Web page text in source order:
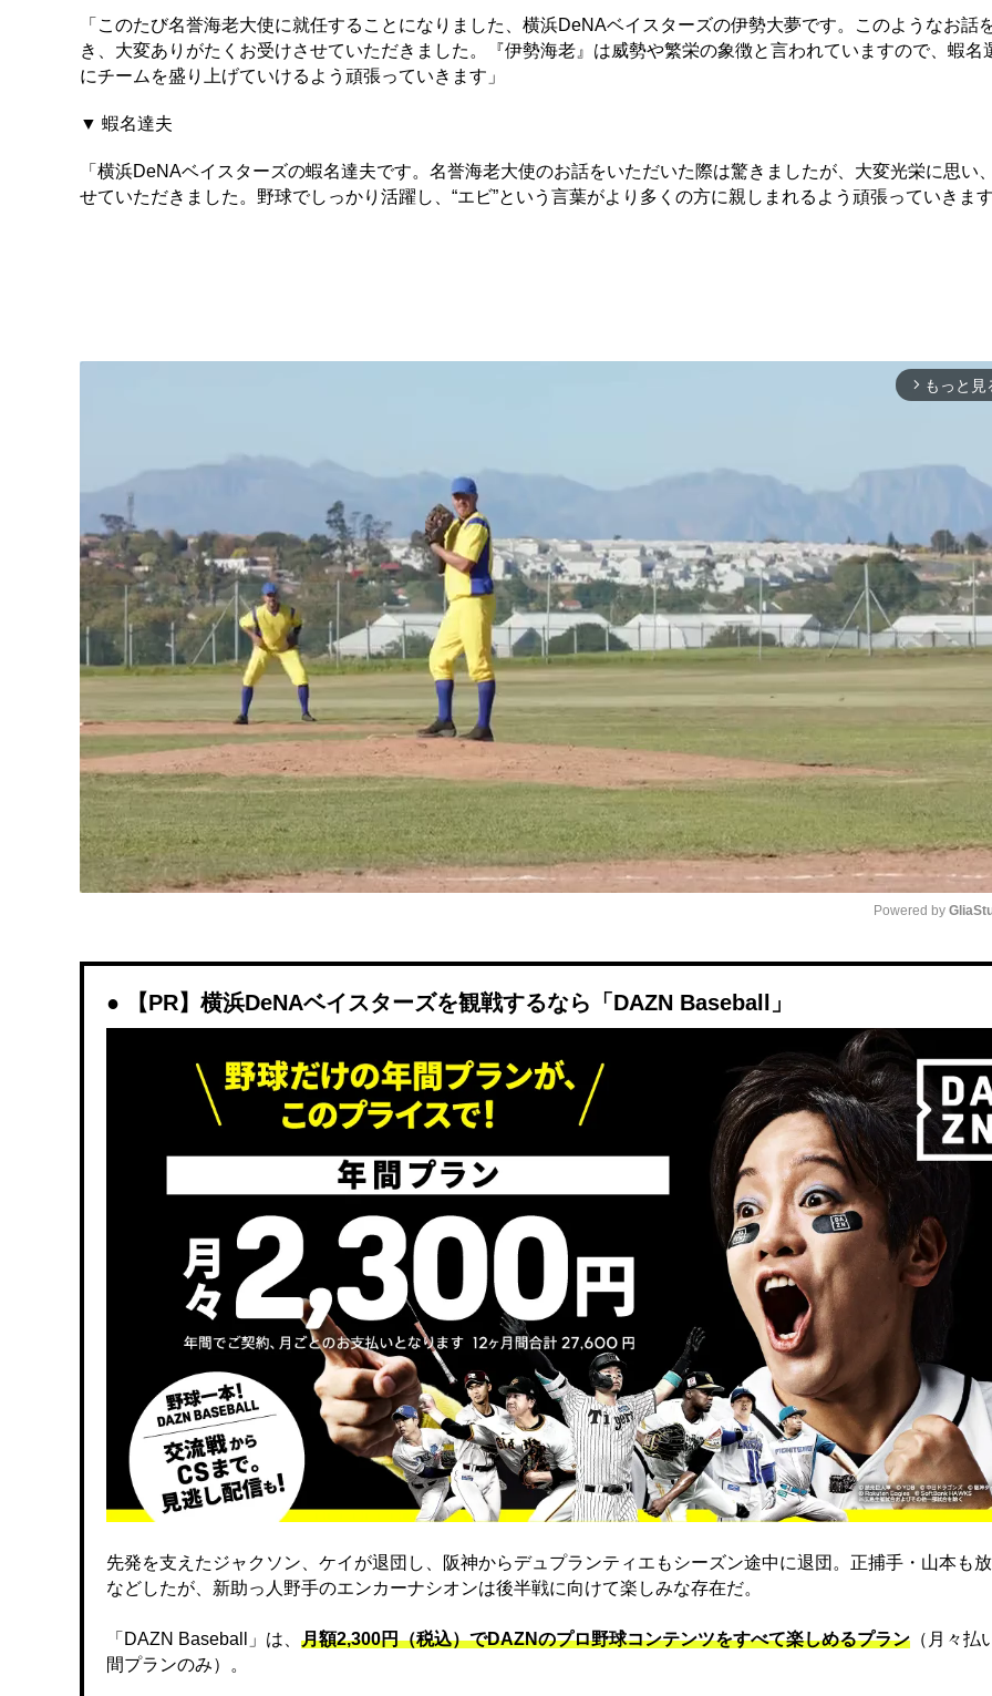
「このたび名誉海老大使に就任することになりました、横浜DeNAベイスターズの伊勢大夢です。このようなお話
き、大変ありがたくお受けさせていただきました。『伊勢海老』は威勢や繁栄の象徴と言われていますので、蝦名
にチームを盛り上げていけるよう頑張っていきます」
▼ 蝦名達夫
「横浜DeNAベイスターズの蝦名達夫です。名誉海老大使のお話をいただいた際は驚きましたが、大変光栄に思い
せていただきました。野球でしっかり活躍し、“エビ”という言葉がより多くの方に親しまれるよう頑張っていきま
arrow_forward_ios もっと見
Powered by
【PR】横浜DeNAベイスターズを観戦するなら「DAZN Baseball」
先発を支えたジャクソン、ケイが退団し、阪神からデュプランティエもシーズン途中に退団。正捕手・山本も
などしたが、新助っ人野手のエンカーナシオンは後半戦に向けて楽しみな存在だ。
「DAZN Baseball」は、 月額2,300円（税込）でDAZNのプロ野球コンテンツをすべて楽しめるプラン （月々払
間プランのみ）。